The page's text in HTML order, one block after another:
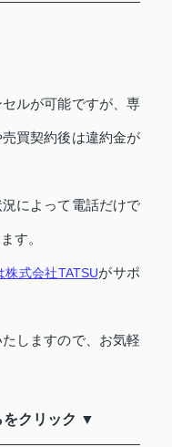
ルが可能ですが、専
買契約後は違約金が
によって電話だけで
す。
式会社TATSUがサポ
しますので、お気軽
をクリック ▼